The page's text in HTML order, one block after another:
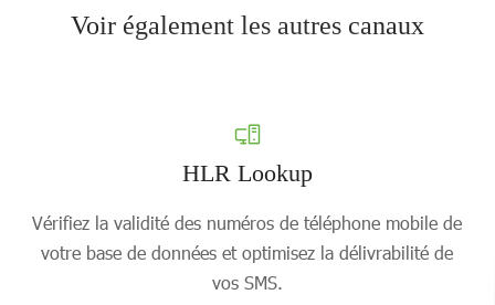
Voir également les autres canaux
HLR Lookup
Vérifiez la validité des numéros de téléphone mobile de
votre base de données et optimisez la délivrabilité de
vos SMS.